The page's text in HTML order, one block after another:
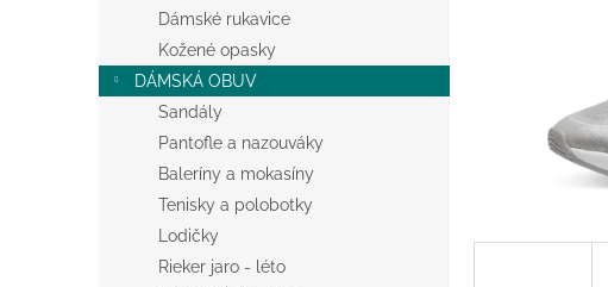
l
Dámské rukavice
Kožené opasky
DÁMSKÁ OBUV
Sandály
Pantofle a nazouváky
Baleríny a mokasíny
Tenisky a polobotky
Lodičky
Rieker jaro - léto